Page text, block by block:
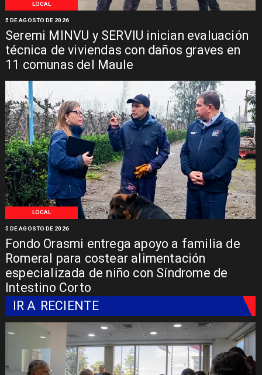
LOCAL
Seremi MINVU y SERVIU inician evaluación
técnica de viviendas con daños graves en
11 comunas del Maule
5 DE AGOSTO DE 2026
LOCAL
Fondo Orasmi entrega apoyo a familia de
Romeral para costear alimentación
especializada de niño con Síndrome de
Intestino Corto
5 DE AGOSTO DE 2026
IR A RECIENTE